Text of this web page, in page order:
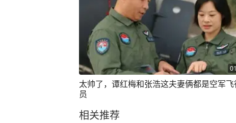
太帅了，谭红梅和张浩这夫妻俩都是空军飞
员
相关推荐